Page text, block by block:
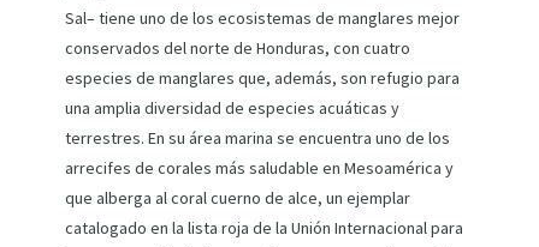
Sal– tiene uno de los ecosistemas de manglares mejor
conservados del norte de Honduras, con cuatro
especies de manglares que, además, son refugio para
una amplia diversidad de especies acuáticas y
terrestres. En su área marina se encuentra uno de los
arrecifes de corales más saludable en Mesoamérica y
que alberga al coral cuerno de alce, un ejemplar
catalogado en la lista roja de la Unión Internacional para